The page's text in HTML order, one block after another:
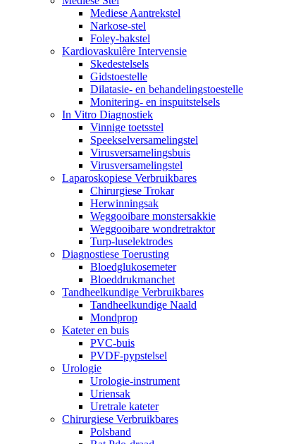
Mediese Aantrekstel
Narkose-stel
Foley-bakstel
Kardiovaskulêre Intervensie
Skedestelsels
Gidstoestelle
Dilatasie- en behandelingstoestelle
Monitering- en inspuitstelsels
In Vitro Diagnostiek
Vinnige toetsstel
Speekselversamelingstel
Virusversamelingsbuis
Virusversamelingstel
Laparoskopiese Verbruikbares
Chirurgiese Trokar
Herwinningsak
Weggooibare monstersakkie
Weggooibare wondretraktor
Turp-luselektrodes
Diagnostiese Toerusting
Bloedglukosemeter
Bloeddrukmanchet
Tandheelkundige Verbruikbares
Tandheelkundige Naald
Mondprop
Kateter en buis
PVC-buis
PVDF-pypstelsel
Urologie
Urologie-instrument
Uriensak
Uretrale kateter
Chirurgiese Verbruikbares
Polsband